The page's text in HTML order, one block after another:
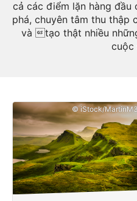
cả các điểm lặn hàng đầu
phá, chuyên tâm thu thập
và tạo thật nhiều
cuộc
© iStock/